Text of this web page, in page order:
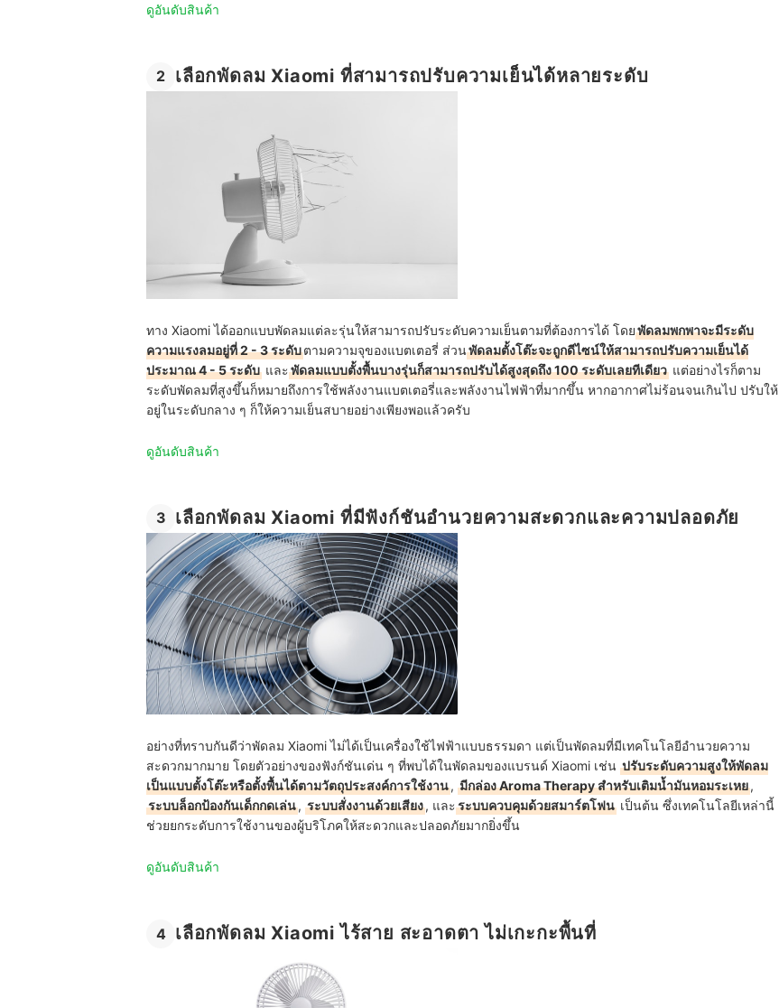
ดูอันดับสินค้า
2 เลือกพัดลม Xiaomi ที่สามารถปรับความเย็นได้หลายระดับ
ทาง Xiaomi ได้ออกแบบพัดลมแต่ละรุ่นให้สามารถปรับระดับความเย็นตามที่ต้องการได้ โดยพัดลมพกพาจะมีระดับ
ความแรงลมอยู่ที่ 2 - 3 ระดับตามความจุของแบตเตอรี่ ส่วนพัดลมตั้งโต๊ะจะถูกดีไซน์ให้สามารถปรับความเย็นได้
ประมาณ 4 - 5 ระดับ และพัดลมแบบตั้งพื้นบางรุ่นก็สามารถปรับได้สูงสุดถึง 100 ระดับเลยทีเดียว แต่อย่างไรก็ตาม
ระดับพัดลมที่สูงขึ้นก็หมายถึงการใช้พลังงานแบตเตอรี่และพลังงานไฟฟ้าที่มากขึ้น หากอากาศไม่ร้อนจนเกินไป ปรับให้
อยู่ในระดับกลาง ๆ ก็ให้ความเย็นสบายอย่างเพียงพอแล้วครับ
ดูอันดับสินค้า
3 เลือกพัดลม Xiaomi ที่มีฟังก์ชันอำนวยความสะดวกและความปลอดภัย
อย่างที่ทราบกันดีว่าพัดลม Xiaomi ไม่ได้เป็นเครื่องใช้ไฟฟ้าแบบธรรมดา แต่เป็นพัดลมที่มีเทคโนโลยีอำนวยความ
สะดวกมากมาย โดยตัวอย่างของฟังก์ชันเด่น ๆ ที่พบได้ในพัดลมของแบรนด์ Xiaomi เช่น ปรับระดับความสูงให้พัดลม
เป็นแบบตั้งโต๊ะหรือตั้งพื้นได้ตามวัตถุประสงค์การใช้งาน, มีกล่อง Aroma Therapy สำหรับเติมน้ำมันหอมระเหย,
ระบบล็อกป้องกันเด็กกดเล่น, ระบบสั่งงานด้วยเสียง, และระบบควบคุมด้วยสมาร์ตโฟน เป็นต้น ซึ่งเทคโนโลยีเหล่านี้
ช่วยยกระดับการใช้งานของผู้บริโภคให้สะดวกและปลอดภัยมากยิ่งขึ้น
ดูอันดับสินค้า
4 เลือกพัดลม Xiaomi ไร้สาย สะอาดตา ไม่เกะกะพื้นที่